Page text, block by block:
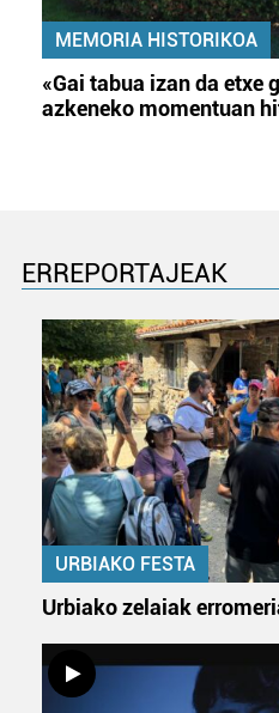
MEMORIA HISTORIKOA
«Gai tabua izan da etxe
azkeneko momentuan
ERREPORTAJEAK
URBIAKO FESTA
Urbiako zelaiak